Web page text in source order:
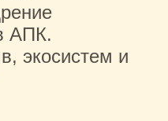
АПК.
экосистем и